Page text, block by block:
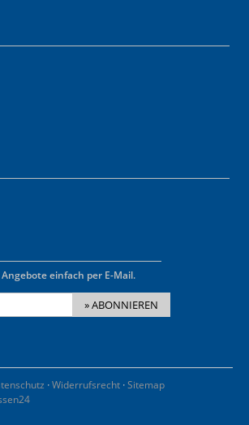
einfach per E-Mail.
» ABONNIEREN
·Widerrufsrecht ·Sitemap